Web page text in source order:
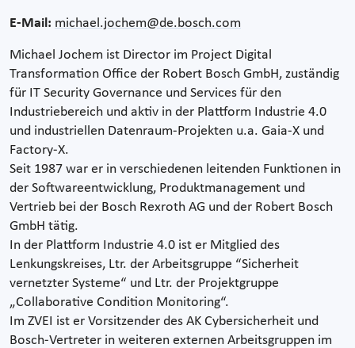
E-Mail: michael.jochem@de.bosch.com
Michael Jochem ist Director im Project Digital
Transformation Office der Robert Bosch GmbH, zuständig
für IT Security Governance und Services für den
Industriebereich und aktiv in der Plattform Industrie 4.0
und industriellen Datenraum-Projekten u.a. Gaia-X und
Factory-X.
Seit 1987 war er in verschiedenen leitenden Funktionen in
der Softwareentwicklung, Produktmanagement und
Vertrieb bei der Bosch Rexroth AG und der Robert Bosch
GmbH tätig.
In der Plattform Industrie 4.0 ist er Mitglied des
Lenkungskreises, Ltr. der Arbeitsgruppe “Sicherheit
vernetzter Systeme“ und Ltr. der Projektgruppe
„Collaborative Condition Monitoring“.
Im ZVEI ist er Vorsitzender des AK Cybersicherheit und
Bosch-Vertreter in weiteren externen Arbeitsgruppen im